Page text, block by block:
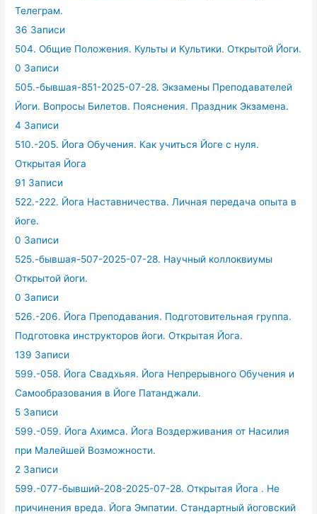
Телеграм.
36 Записи
504. Общие Положения. Культы и Культики. Открытой Йоги.
0 Записи
505.-бывшая-851-2025-07-28. Экзамены Преподавателей
Йоги. Вопросы Билетов. Пояснения. Праздник Экзамена.
4 Записи
510.-205. Йога Обучения. Как учиться Йоге с нуля.
Открытая Йога
91 Записи
522.-222. Йога Наставничества. Личная передача опыта в
йоге.
0 Записи
525.-бывшая-507-2025-07-28. Научный коллоквиумы
Открытой йоги.
0 Записи
526.-206. Йога Преподавания. Подготовительная группа.
Подготовка инструкторов йоги. Открытая Йога.
139 Записи
599.-058. Йога Свадхьяя. Йога Непрерывного Обучения и
Самообразования в Йоге Патанджали.
5 Записи
599.-059. Йога Ахимса. Йога Воздерживания от Насилия
при Малейшей Возможности.
2 Записи
599.-077-бывший-208-2025-07-28. Открытая Йога . Не
причинения вреда. Йога Эмпатии. Стандартный йоговский